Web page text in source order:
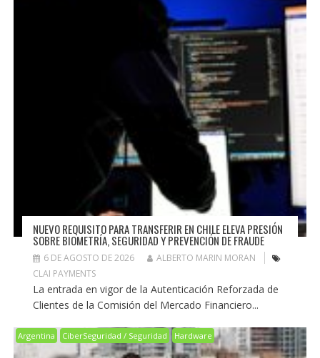
NUEVO REQUISITO PARA TRANSFERIR EN CHILE ELEVA PRESIÓN
SOBRE BIOMETRÍA, SEGURIDAD Y PREVENCIÓN DE FRAUDE
6 DE AGOSTO DE 2026
ALBERTO MARIN MORAN
CLAI PAYMENTS
La entrada en vigor de la Autenticación Reforzada de
Clientes de la Comisión del Mercado Financiero...
Argentina CiberSeguridad / Seguridad Hardware